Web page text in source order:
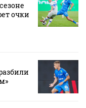
очки